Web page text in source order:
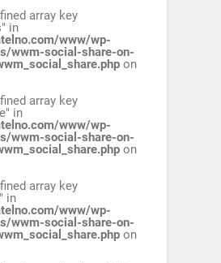
array key
in
www/wp-
wwm-social-share-on-
on
array key
in
www/wp-
wwm-social-share-on-
on
array key
in
www/wp-
wwm-social-share-on-
on